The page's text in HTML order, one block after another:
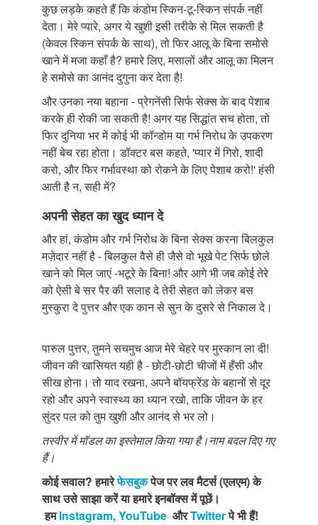
कुछ लड़के कहते हैं कि कंडोम स्किन-टू-स्किन संपर्क नहीं
देता। मेरे प्यारे, अगर ये खुशी इसी तरीके से मिल सकती है
(केवल स्किन संपर्क के साथ), तो फिर आलू के बिना समोसे
खाने में मजा कहाँ है? हमारे लिए, मसालों और आलू का मिलन
हे समोसे का आनंद दुगुना कर देता है!
और उनका नया बहाना - प्रेगनेंसी सिर्फ सेक्स के बाद पेशाब
करके ही रोकी जा सकती है! अगर यह सिद्धांत सच होता, तो
फिर दुनिया भर में कोई भी कॉन्डोम या गर्भ निरोध के उपकरण
नहीं बेच रहा होता। डॉक्टर बस कहते, 'प्यार में गिरो, शादी
करो, और फिर गर्भावस्था को रोकने के लिए पेशाब करो!' हंसी
आती है न, सही में?
अपनी सेहत का खुद ध्यान दे
और हां, कंडोम और गर्भ निरोध के बिना सेक्स करना बिलकुल
मज़ेदार नहीं है - बिलकुल वैसे ही जैसे वो भूखे पेट सिर्फ छोले
खाने को मिल जाएं -भटूरे के बिना! और आगे भी जब कोई तेरे
को ऐसी बे सर पैर की सलाह दे तेरी सेहत को लेकर बस
मुस्कुरा दे पुत्तर और एक कान से सुन के दुसरे से निकाल दे।
पारुल पुत्तर, तुमने सचमुच आज मेरे चेहरे पर मुस्कान ला दी!
जीवन की खासियत यही है - छोटी-छोटी चीजों में हँसी और
सीख होना। तो याद रखना, अपने बॉयफ्रेंड के बहानों से दूर
रहो और अपने स्वास्थ्य का ध्यान रखो, ताकि जीवन के हर
सुंदर पल को तुम खुशी और आनंद से भर लो।
तस्वीर में मॉडल का इस्तेमाल किया गया है।नाम बदल दिए गए
हैं।
कोईसवाल?हमारेफेसबुकपेजपरलवमैटर्स(एलएम)के
साथउसेसाझाकरेंयाहमारेइनबॉक्समेंपूछें।
हम Instagram,YouTube औरTwitterपेभीहैं!